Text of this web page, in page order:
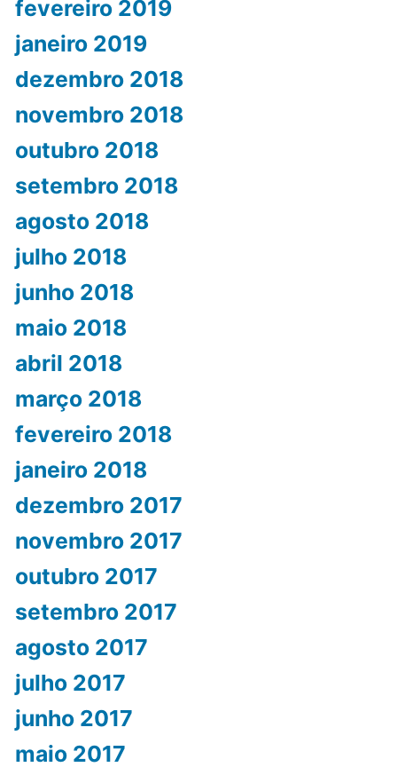
fevereiro 2019
janeiro 2019
dezembro 2018
novembro 2018
outubro 2018
setembro 2018
agosto 2018
julho 2018
junho 2018
maio 2018
abril 2018
março 2018
fevereiro 2018
janeiro 2018
dezembro 2017
novembro 2017
outubro 2017
setembro 2017
agosto 2017
julho 2017
junho 2017
maio 2017